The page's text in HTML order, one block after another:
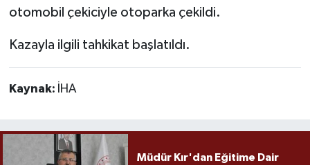
otomobil çekiciyle otoparka çekildi.
Kazayla ilgili tahkikat başlatıldı.
Kaynak: İHA
Müdür Kır'dan Eğitime Dair